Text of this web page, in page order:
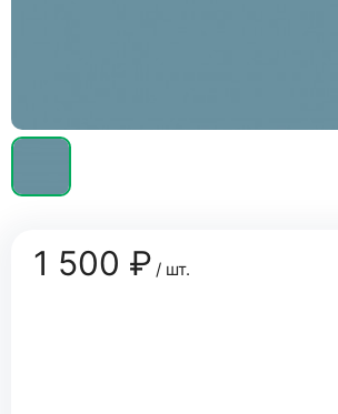
1 500 ₽/ шт.